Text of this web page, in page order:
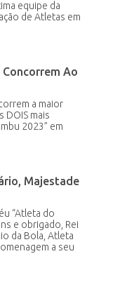
equipe da
de Atletas em
Ao
a maior
DOIS mais
2023” em
Majestade
“Atleta do
e obrigado, Rei
da Bola, Atleta
a seu